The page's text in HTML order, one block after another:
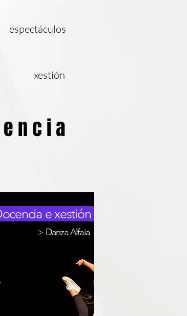
espectáculos
xestión
n c i a
e xestión
> Danza Alfaia